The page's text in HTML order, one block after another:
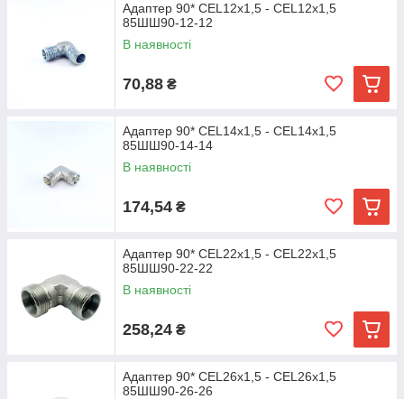
Адаптер 90* CEL12х1,5 - CEL12х1,5
85ШШ90-12-12
В наявності
70,88 ₴
Адаптер 90* CEL14х1,5 - CEL14х1,5
85ШШ90-14-14
В наявності
174,54 ₴
Адаптер 90* CEL22х1,5 - CEL22х1,5
85ШШ90-22-22
В наявності
258,24 ₴
Адаптер 90* CEL26х1,5 - CEL26х1,5
85ШШ90-26-26